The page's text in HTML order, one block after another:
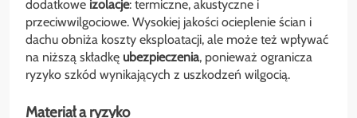
dodatkowe izolacje: termiczne, akustyczne i
przeciwwilgociowe. Wysokiej jakości ocieplenie ścian i
dachu obniża koszty eksploatacji, ale może też wpływać
na niższą składkę ubezpieczenia, ponieważ ogranicza
ryzyko szkód wynikających z uszkodzeń wilgocią.
Materiał a ryzyko